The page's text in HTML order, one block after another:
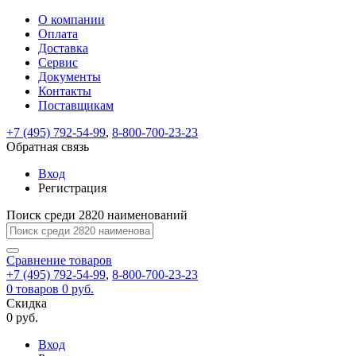
ВходРегистрация
Только
test@example.com
отправлена
по
ней
для
регистрации.
Ок
Только
Запомнить
меня
Забыли
Восстановление
пароля
Заполните
форму.
Мы
отправим
ссылку
на
указанный
электронный
адрес,
перейдя
по
которой
вы
новый
На
вашу
test@test.ru
отправлена
ссылка.
Перейдите
по
для
смены
пароля.
Введите
новый
пароль
Сменить
Пароль
успешно
Войти
Обратная
связь
Сообщение
пользовательского
соглашения
Ваше
сообщение
успешно
О компании
Оплата
Доставка
Сервис
Документы
Контакты
Поставщикам
+7 (495) 792-54-99, 8-800-700-23-23
Обратная связь
Вход
Регистрация
Поиск среди 2820 наименований
Сравнение товаров
+7 (495) 792-54-99, 8-800-700-23-23
0 товаров 0 руб.
Скидка
0 руб.
Вход